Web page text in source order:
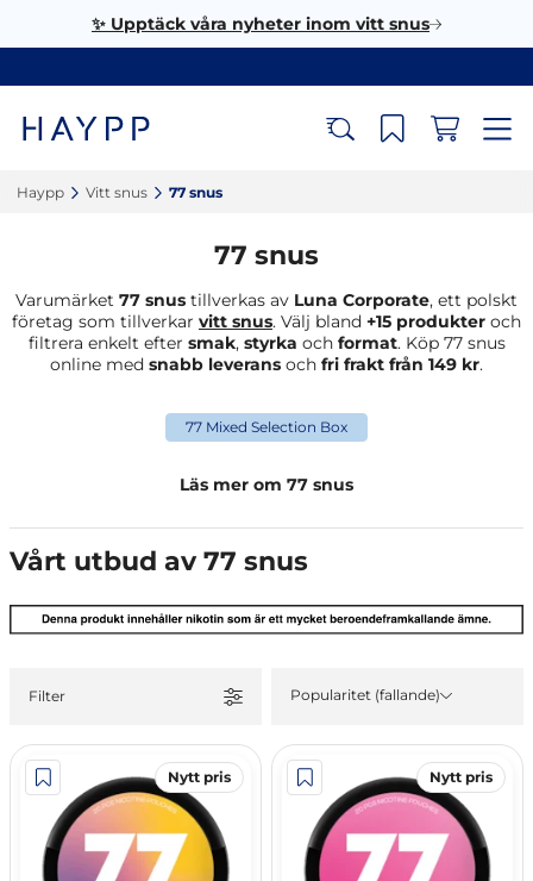
✨ Upptäck våra nyheter inom vitt snus
Haypp‎ Vitt snus‎ 77 snus‎
77 snus
Varumärket 77 snus tillverkas av Luna Corporate, ett polskt
företag som tillverkar vitt snus. Välj bland +15 produkter och
filtrera enkelt efter smak, styrka och format. Köp 77 snus
online med snabb leverans och fri frakt från 149 kr.
77 Mixed Selection Box
Läs mer om 77 snus
Vårt utbud av 77 snus
Filter Popularitet (fallande)
Nytt pris Nytt pris